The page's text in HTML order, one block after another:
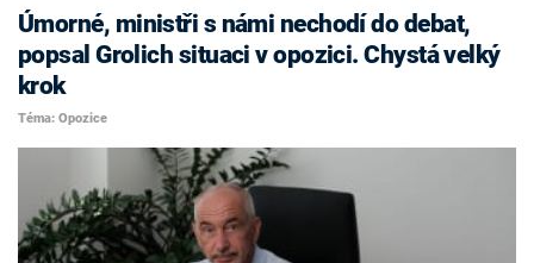
Úmorné, ministři s námi nechodí do debat,
popsal Grolich situaci v opozici. Chystá velký
krok
Téma: Opozice